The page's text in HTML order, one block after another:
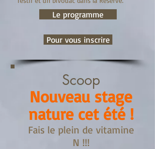
Le programme
Pour vous inscrire
Scoop
Nouveau stage
nature cet été !
Fais le plein de vitamine
N !!!